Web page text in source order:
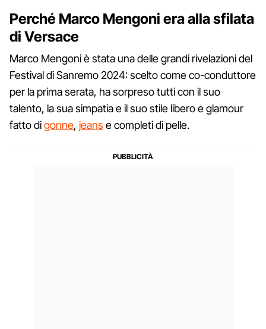
Perché Marco Mengoni era alla sfilata
di Versace
Marco Mengoni è stata una delle grandi rivelazioni del
Festival di Sanremo 2024: scelto come co-conduttore
per la prima serata, ha sorpreso tutti con il suo
talento, la sua simpatia e il suo stile libero e glamour
fatto digonne, jeans e completi di pelle.